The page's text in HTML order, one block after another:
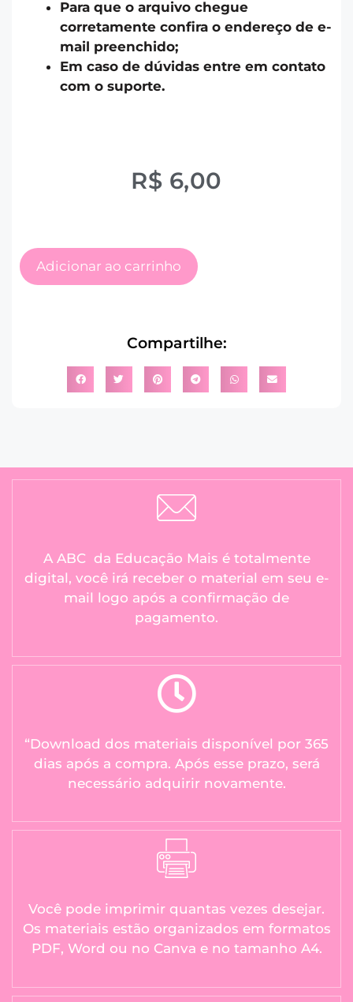
Para que o arquivo chegue
corretamente confira o endereço de e-
mail preenchido;
Em caso de dúvidas entre em contato
com o suporte.
R$ 6,00
Adicionar ao carrinho
Compartilhe:
A ABC da Educação Mais é totalmente
digital, você irá receber o material em seu e-
mail logo após a confirmação de
pagamento.
“Download dos materiais disponível por 365
dias após a compra. Após esse prazo, será
necessário adquirir novamente.
Você pode imprimir quantas vezes desejar.
Os materiais estão organizados em formatos
PDF, Word ou no Canva e no tamanho A4.